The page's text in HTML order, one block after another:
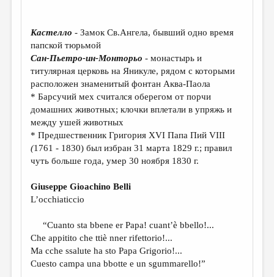
ЛИТЕРАТУРОВЕДЕНИЕ
КУЛЬТУРОВЕДЕНИЕ
ПУБЛИЦИСТИКА
РЕЦЕНЗИРОВАНИЕ
ЦИКЛЫ ПУБЛИКАЦИЙ
ТРЕДИАКОВСКИЙ
МЕДИА
ВКОНТАКТЕ
Кастелло - Замок Св.Ангела, бывший одно время
папской тюрьмой
Сан-Пьетро-ин-Монторьо - монастырь и
титулярная церковь на Яникуле, рядом с которыми
расположен знаменитый фонтан Аква-Паола
* Барсучий мех считался оберегом от порчи
домашних животных; клочки вплетали в упряжь и
между ушей животных
* Предшественник Григория XVI Папа Пий VIII
(1761 - 1830) был избран 31 марта 1829 г.; правил
чуть больше года, умер 30 ноября 1830 г.
Giuseppe Gioachino Belli
L’occhiaticcio
“Cuanto sta bbene er Papa! cuant’è bbello!...
Che appitito che ttiè nner rifettorio!...
Ma cche ssalute ha sto Papa Grigorio!...
Cuesto campa una bbotte e un sgummarello!”